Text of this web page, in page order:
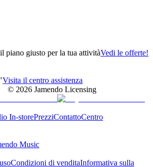
piano giusto per la tua attivitàVedi le offerte!
Visita il centro assistenza
© 2026 Jamendo Licensing
In-storePrezziContattoCentro
Music
Condizioni di venditaInformativa sulla